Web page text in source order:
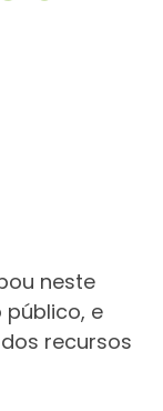
neste
e
recursos